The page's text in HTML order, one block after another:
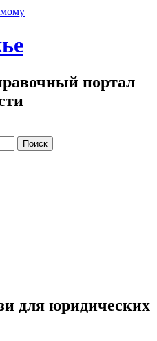
портал
для юридических